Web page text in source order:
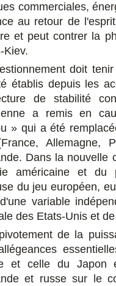
commerciales,
au retour de
et peut contrer la
Kiev.
doit
établis depuis les
de stabilité
a remis en
» qui a été
Allemagne,
Dans la nouvelle
américaine et du
du jeu européen,
variable
des Etats-Unis et
de la
et celle du Japon
et russe sur le